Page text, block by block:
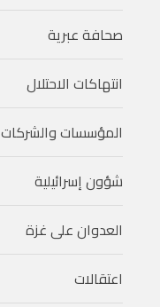
صحافة عبرية
انتهاكات الاحتلال
المؤسسات والشركات
شؤون إسرائيلية
العدوان على غزة
اعتقالات